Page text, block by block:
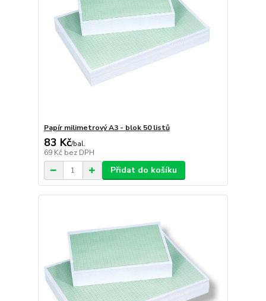
Papír milimetrový A3 - blok 50 listů
83 Kč/bal.
69 Kč bez DPH
Přidat do košíku